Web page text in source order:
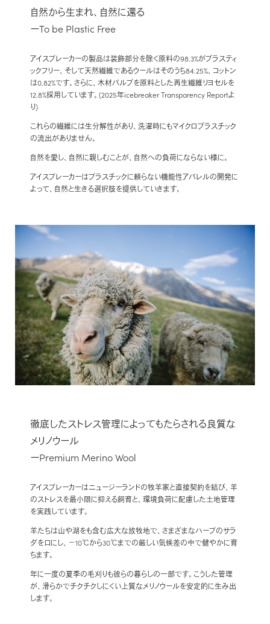
自然から生まれ、自然に還る
ーTo be Plastic Free
アイスブレーカーの製品は装飾部分を除く原料の98.3%がプラスティ
ックフリー、そして天然繊維であるウールはそのうち84.25%、コットン
は0.82%です。さらに、木材パルプを原料とした再生繊維リヨセルを
12.8%採用しています。(2025年icebreaker Transparency Reportよ
り)
これらの繊維には生分解性があり、洗濯時にもマイクロプラスチック
の流出がありません。
自然を愛し、自然に親しむことが、自然への負荷にならない様に。
アイスブレーカーはプラスチックに頼らない機能性アパレルの開発に
よって、自然と生きる選択肢を提供していきます。
徹底したストレス管理によってもたらされる良質な
メリノウール
ーPremium Merino Wool
アイスブレーカーはニュージーランドの牧羊家と直接契約を結び、羊
のストレスを最小限に抑える飼育と、環境負荷に配慮した土地管理
を実践しています。
羊たちは山や湖をも含む広大な放牧地で、さまざまなハーブのサラ
ダを口にし、−10℃から30℃までの厳しい気候差の中で健やかに育
ちます。
年に一度の夏季の毛刈りも彼らの暮らしの一部です。こうした管理
が、滑らかでチクチクしにくい上質なメリノウールを安定的に生み出
します。